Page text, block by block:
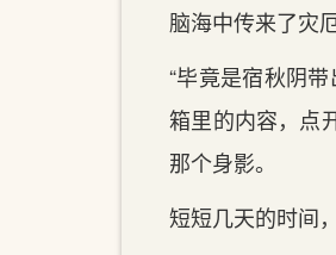
脑海中传来了灾
“毕竟是宿秋阴
箱里‌的内容，点
那个身影。
短短几天‌的时间‌